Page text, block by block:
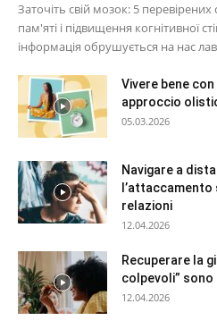
Заточіть свій мозок: 5 перевірених
пам'яті і підвищення когнітивної
інформація обрушується на нас
Vivere bene
approccio
05.03.2026
Navigare a
relazioni
12.04.2026
Recuperare la
colpevoli” sono
12.04.2026